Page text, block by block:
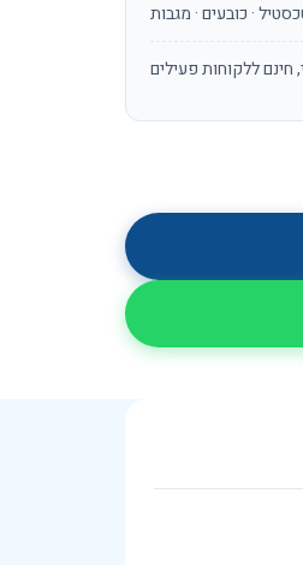
· כובעים · מגבות